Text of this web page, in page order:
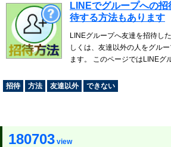
LINEでグループへの
待する方法もあります
LINEグループへ友達を招待し
しくは、友達以外の人をグル
ます。 このページではLINEグ
招待
方法 友達以外 できない
180703 view